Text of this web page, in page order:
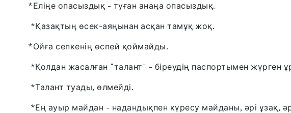
*Еліңе опасыздық - туған анаңа опасыздық.
*Қазақтың өсек-аяңынан асқан тамұқ жоқ.
*Ойға сепкенің өспей қоймайды.
*Қолдан жасалған "талант" - біреудің паспортымен жүрген
*Талант туады, өлмейді.
*Ең ауыр майдан - надандықпен күресу майданы, əрі ұзақ,